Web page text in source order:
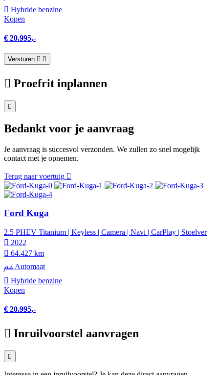
Hybride benzine
Kopen
€ 20.995,-
Versturen
Proefrit inplannen
Bedankt voor je aanvraag
Je aanvraag is succesvol verzonden. We zullen zo snel mogelijk
contact met je opnemen.
Terug naar voertuig
Ford Kuga
2.5 PHEV Titanium | Keyless | Camera | Navi | CarPlay | Stoelver
2022
64.427 km
Automaat
Hybride benzine
Kopen
€ 20.995,-
Inruilvoorstel aanvragen